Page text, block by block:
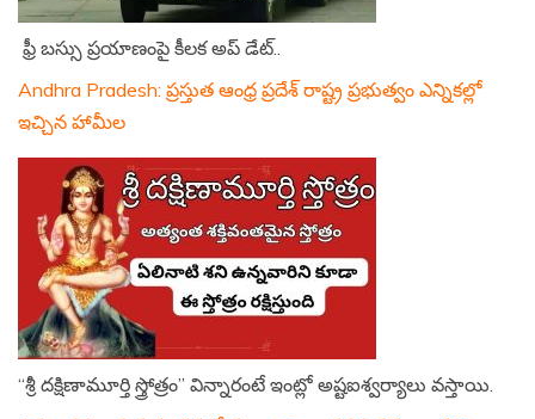
ఫ్రీ బస్సు ప్రయాణంపై కీలక అప్ డేట్..
Andhra Pradesh: ప్రస్తుత ఆంధ్ర ప్రదేశ్ రాష్ట్ర ప్రభుత్వం ఎన్నికల్లో
ఇచ్చిన హామీల
“శ్రీ దక్షిణామూర్తి స్త్రోత్రం” విన్నారంటే ఇంట్లో అష్టఐశ్వర్యాలు వస్తాయి.